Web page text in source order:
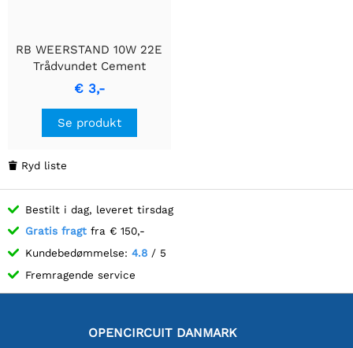
RB WEERSTAND 10W 22E
Trådvundet Cement
Modstand
€ 3,-
Se produkt
 Ryd liste
Bestilt i dag, leveret tirsdag
Gratis fragt fra € 150,-
Kundebedømmelse: 4.8 / 5
Fremragende service
OPENCIRCUIT DANMARK